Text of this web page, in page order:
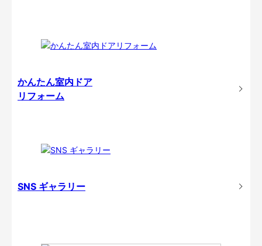
かんたん室内ドア
リフォーム
SNS ギャラリー